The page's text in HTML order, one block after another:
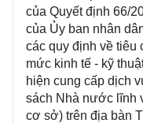
của Quyết định 66/
của Ủy ban nhân
các quy định về tiêu
mức kinh tế - kỹ
hiện cung cấp dịch
sách Nhà nước lĩnh
cơ sở) trên địa bàn